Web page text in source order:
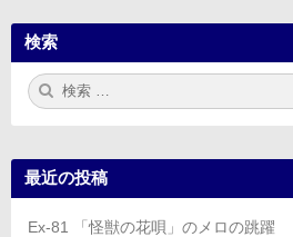
検索
検
索:
最近の投稿
Ex-81 「怪獣の花唄」のメロの跳躍